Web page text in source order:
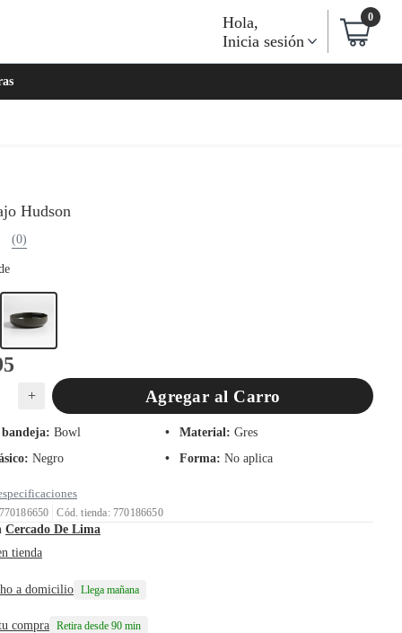
Hola,
Inicia sesión
0
Hudson
(0)
+ Agregar al Carro
: Bowl Material: Gres
: Negro Forma: No aplica
Cód. tienda: 770186650
Cercado De Lima
tienda
a domicilio Llega mañana
compra Retira desde 90 min